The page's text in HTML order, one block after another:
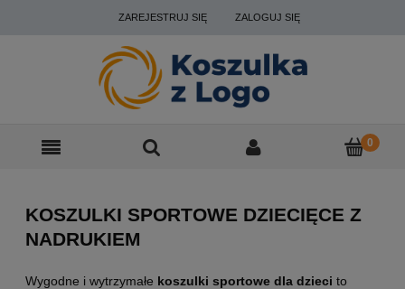
ZAREJESTRUJ SIĘ ZALOGUJ SIĘ
KOSZULKI SPORTOWE DZIECIĘCE Z
NADRUKIEM
Wygodne i wytrzymałe koszulki sportowe dla dzieci to